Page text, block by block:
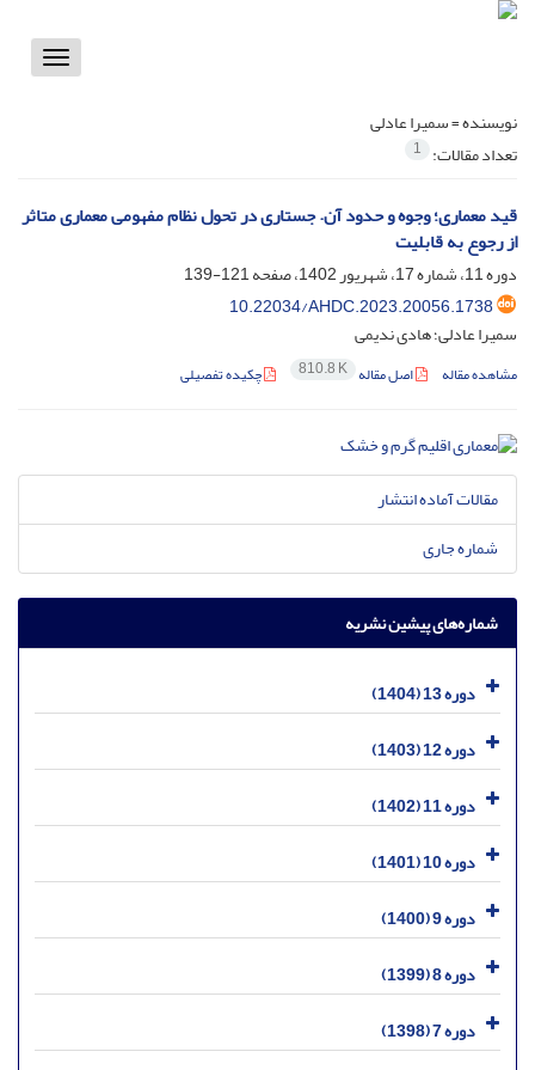
Toggle
نویسنده =سمیرا عادلی
تعداد مقالات: 1
قید معماری؛ وجوه و حدود آن. جستاری در تحول نظام مفهومی معماری متاثر
از رجوع به قابلیت
دوره 11، شماره 17، شهریور 1402، صفحه
121-139
10.22034/AHDC.2023.20056.1738
سمیرا عادلی؛ هادی ندیمی
مشاهده مقاله اصل مقاله 810.8 K چکیده تفصیلی
مقالات آماده انتشار
شماره جاری
شماره‌های پیشین نشریه
دوره 13 (1404)
دوره 12 (1403)
دوره 11 (1402)
دوره 10 (1401)
دوره 9 (1400)
دوره 8 (1399)
دوره 7 (1398)